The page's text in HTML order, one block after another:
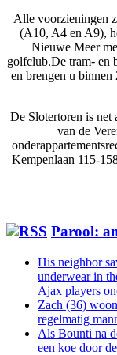
Alle voorzieningen
(A10, A4 en A9),
Nieuwe Meer
golfclub.De tram- en
en brengen u
De Slotertoren is net
van de
Kempenlaan 115-
Parool:
His neighbor
underwear in
Ajax players
Zach (36)
regelmatig
Als Bounti na
een koe door